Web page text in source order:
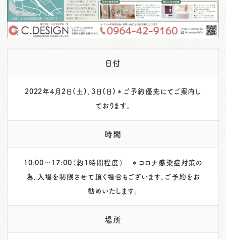
日付
2022年4月2日(土)、3日(日)＊ご予約優先にてご案内し
ております。
時間
10:00～17:00（約1時間程度） ＊コロナ感染症対策の
為、入場を制限させて頂く場合もございます。ご予約をお
勧めいたします。
場所